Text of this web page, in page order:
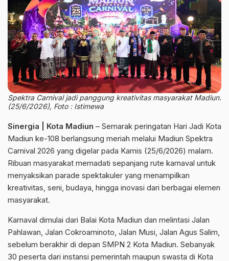
Spektra Carnival jadi panggung kreativitas masyarakat Madiun.
(25/6/2026), Foto : Istimewa
Sinergia | Kota Madiun – Semarak peringatan Hari Jadi Kota
Madiun ke-108 berlangsung meriah melalui Madiun Spektra
Carnival 2026 yang digelar pada Kamis (25/6/2026) malam.
Ribuan masyarakat memadati sepanjang rute karnaval untuk
menyaksikan parade spektakuler yang menampilkan
kreativitas, seni, budaya, hingga inovasi dari berbagai elemen
masyarakat.
Karnaval dimulai dari Balai Kota Madiun dan melintasi Jalan
Pahlawan, Jalan Cokroaminoto, Jalan Musi, Jalan Agus Salim,
sebelum berakhir di depan SMPN 2 Kota Madiun. Sebanyak
30 peserta dari instansi pemerintah maupun swasta di Kota